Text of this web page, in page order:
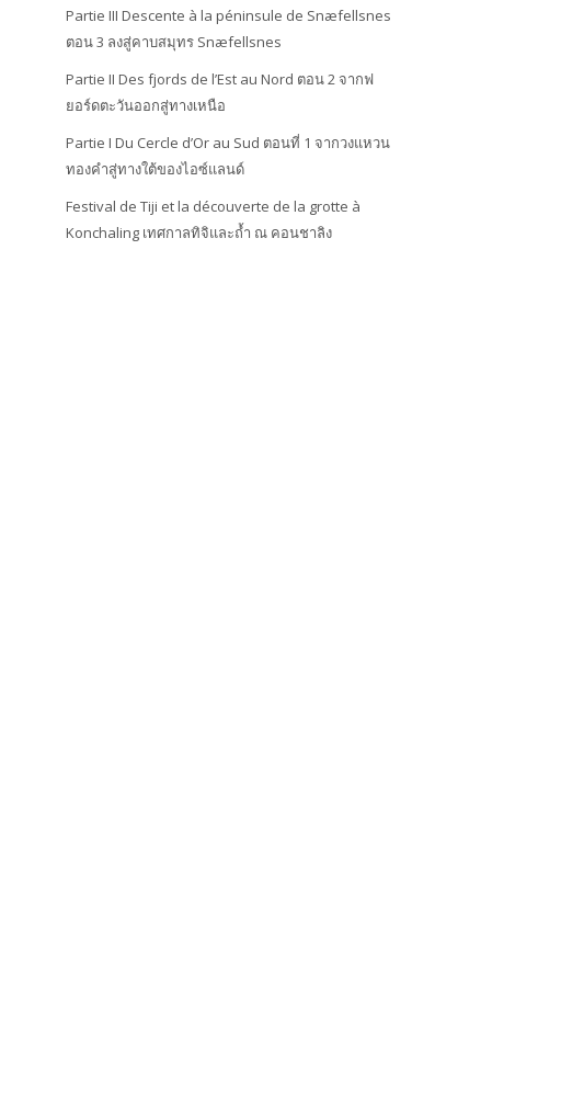
Partie III Descente à la péninsule de Snæfellsnes
ตอน 3 ลงสู่คาบสมุทร Snæfellsnes
Partie II Des fjords de l’Est au Nord ตอน 2 จากฟ
ยอร์ดตะวันออกสู่ทางเหนือ
Partie I Du Cercle d’Or au Sud ตอนที่ 1 จากวงแหวน
ทองคำสู่ทางใต้ของไอซ์แลนด์
Festival de Tiji et la découverte de la grotte à
Konchaling เทศกาลทิจิและถ้ำ ณ คอนชาลิง